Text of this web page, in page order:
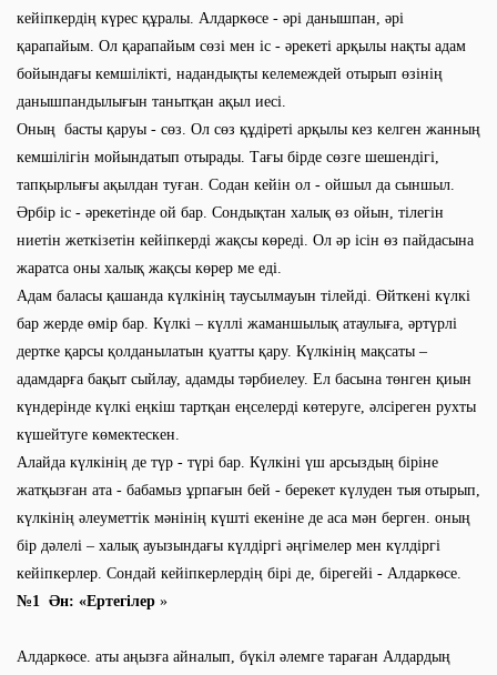
кейіпкердің күрес құралы. Алдаркөсе - әрі данышпан, әрі
қарапайым. Ол қарапайым сөзі мен іс - әрекеті арқылы нақты адам
бойындағы кемшілікті, надандықты келемеждей отырып өзінің
данышпандылығын танытқан ақыл иесі.
Оның басты қаруы - сөз. Ол сөз құдіреті арқылы кез келген жанның
кемшілігін мойындатып отырады. Тағы бірде сөзге шешендігі,
тапқырлығы ақылдан туған. Содан кейін ол - ойшыл да сыншыл.
Әрбір іс - әрекетінде ой бар. Сондықтан халық өз ойын, тілегін
ниетін жеткізетін кейіпкерді жақсы көреді. Ол әр ісін өз пайдасына
жаратса оны халық жақсы көрер ме еді.
Адам баласы қашанда күлкінің таусылмауын тілейді. Өйткені күлкі
бар жерде өмір бар. Күлкі – күллі жаманшылық атаулыға, әртүрлі
дертке қарсы қолданылатын қуатты қару. Күлкінің мақсаты –
адамдарға бақыт сыйлау, адамды тәрбиелеу. Ел басына төнген қиын
күндерінде күлкі еңкіш тартқан еңселерді көтеруге, әлсіреген рухты
күшейтуге көмектескен.
Алайда күлкінің де түр - түрі бар. Күлкіні үш арсыздың біріне
жатқызған ата - бабамыз ұрпағын бей - берекет күлуден тыя отырып,
күлкінің әлеуметтік мәнінің күшті екеніне де аса мән берген. оның
бір дәлелі – халық ауызындағы күлдіргі әңгімелер мен күлдіргі
кейіпкерлер. Сондай кейіпкерлердің бірі де, бірегейі - Алдаркөсе.
№1 Ән: «Ертегілер »
Алдаркөсе. аты аңызға айналып, бүкіл әлемге тараған Алдардың